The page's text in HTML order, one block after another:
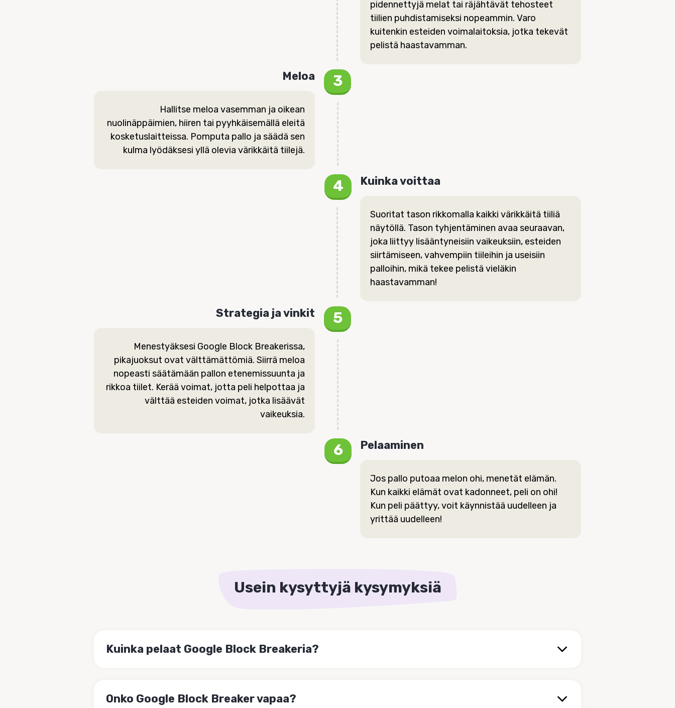
pidennettyjä melat tai räjähtävät tehosteet
tiilien puhdistamiseksi nopeammin. Varo
kuitenkin esteiden voimalaitoksia, jotka tekevät
pelistä haastavamman.
Meloa
Hallitse meloa vasemman ja oikean
nuolinäppäimien, hiiren tai pyyhkäisemällä eleitä
kosketuslaitteissa. Pomputa pallo ja säädä sen
kulma lyödäksesi yllä olevia värikkäitä tiilejä.
Kuinka voittaa
Suoritat tason rikkomalla kaikki värikkäitä tiiliä
näytöllä. Tason tyhjentäminen avaa seuraavan,
joka liittyy lisääntyneisiin vaikeuksiin, esteiden
siirtämiseen, vahvempiin tiileihin ja useisiin
palloihin, mikä tekee pelistä vieläkin
haastavamman!
Strategia ja vinkit
Menestyäksesi Google Block Breakerissa,
pikajuoksut ovat välttämättömiä. Siirrä meloa
nopeasti säätämään pallon etenemissuunta ja
rikkoa tiilet. Kerää voimat, jotta peli helpottaa ja
välttää esteiden voimat, jotka lisäävät
vaikeuksia.
Pelaaminen
Jos pallo putoaa melon ohi, menetät elämän.
Kun kaikki elämät ovat kadonneet, peli on ohi!
Kun peli päättyy, voit käynnistää uudelleen ja
yrittää uudelleen!
Usein kysyttyjä kysymyksiä
Kuinka pelaat Google Block Breakeria?
Onko Google Block Breaker vapaa?